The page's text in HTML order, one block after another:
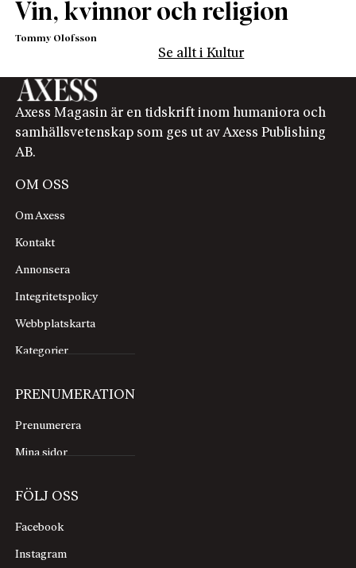
Vin, kvinnor och religion
Tommy Olofsson
Se allt i Kultur
Axess Magasin är en tidskrift inom humaniora och
samhällsvetenskap som ges ut av Axess Publishing
AB.
OM OSS
Om Axess
Kontakt
Annonsera
Integritetspolicy
Webbplatskarta
Kategorier
PRENUMERATION
Prenumerera
Mina sidor
FÖLJ OSS
Facebook
Instagram